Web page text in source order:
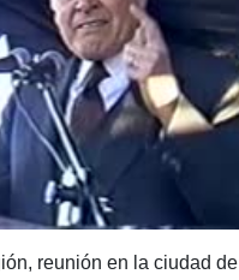
reunión en la ciudad de